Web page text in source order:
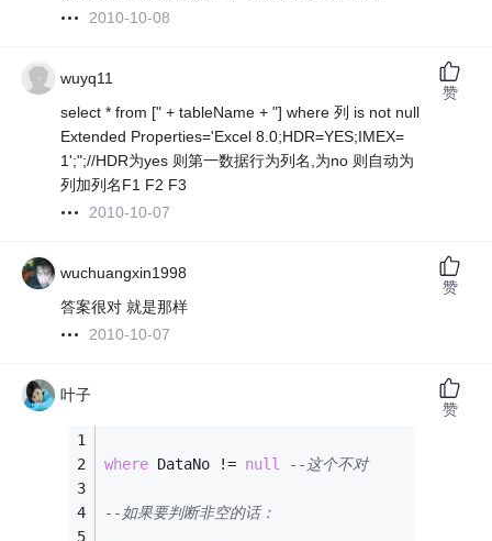
2010-10-08
wuyq11
select * from [" + tableName + "] where 列 is not null
Extended Properties='Excel 8.0;HDR=YES;IMEX=
1';";//HDR为yes 则第一数据行为列名,为no 则自动为
列加列名F1 F2 F3
2010-10-07
赞
wuchuangxin1998
答案很对 就是那样
2010-10-07
赞
叶子
where DataNo != null --这个不对
--如果要判断非空的话：
赞